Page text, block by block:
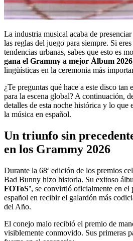
La industria musical acaba de
las reglas del juego para siempre. Si
tendencias urbanas, sabes que esto es
gana el Grammy a mejor Álbum 2026
lingüísticas en la ceremonia más
¿Te preguntas qué hace a este disco tan
para la escena global? A continuación,
detalles de esta noche histórica y lo que
la música en español.
Un triunfo sin
en los Grammy 2026
Durante la 68ª edición de los premios
Bad Bunny hizo historia. Su exitoso
FOToS’, se convirtió oficialmente en el
español en recibir el galardón más
del Año.
El conejo malo recibió el premio de
visiblemente conmovido. Sus primeras